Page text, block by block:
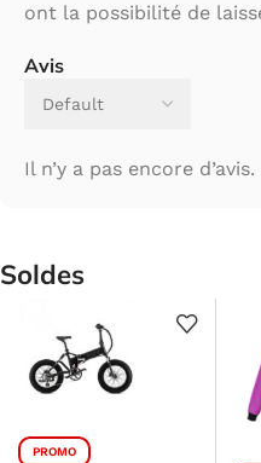
Avis
Il n’y a pas encore d’avis.
ont la possibilité de
Soldes
PROMO